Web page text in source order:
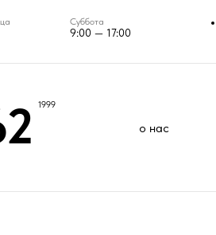
Суббота
9:00 — 17:00
о нас
1999